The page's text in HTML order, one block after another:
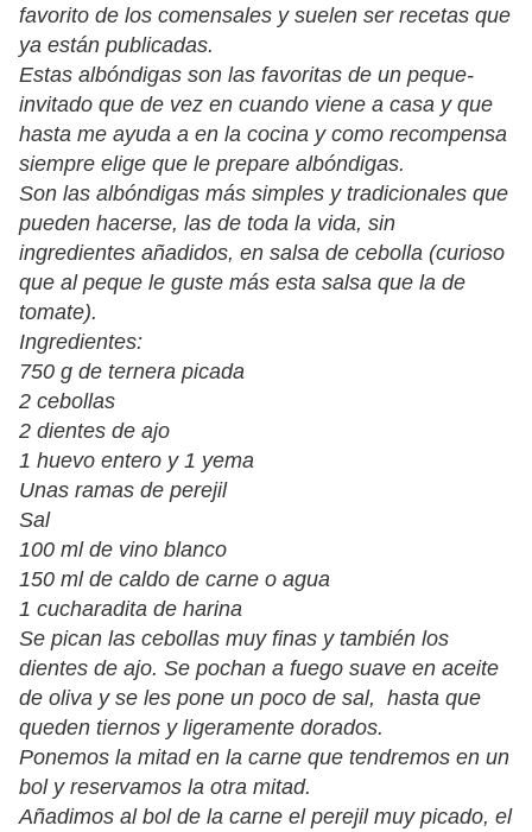
favorito de los comensales y suelen ser recetas que
ya están publicadas.
Estas albóndigas son las favoritas de un peque-
invitado que de vez en cuando viene a casa y que
hasta me ayuda a en la cocina y como recompensa
siempre elige que le prepare albóndigas.
Son las albóndigas más simples y tradicionales que
pueden hacerse, las de toda la vida, sin
ingredientes añadidos, en salsa de cebolla (curioso
que al peque le guste más esta salsa que la de
tomate).
Ingredientes:
750 g de ternera picada
2 cebollas
2 dientes de ajo
1 huevo entero y 1 yema
Unas ramas de perejil
Sal
100 ml de vino blanco
150 ml de caldo de carne o agua
1 cucharadita de harina
Se pican las cebollas muy finas y también los
dientes de ajo. Se pochan a fuego suave en aceite
de oliva y se les pone un poco de sal, hasta que
queden tiernos y ligeramente dorados.
Ponemos la mitad en la carne que tendremos en un
bol y reservamos la otra mitad.
Añadimos al bol de la carne el perejil muy picado, el